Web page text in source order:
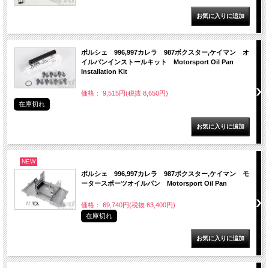
ポルシェ 996,997カレラ 987ボクスター,ケイマン オ
イルパンインストールキット Motorsport Oil Pan
Installation Kit
価格： 9,515円(税抜 8,650円)
在庫切れ
NEW
ポルシェ 996,997カレラ 987ボクスター,ケイマン モ
ータースポーツオイルパン Motorsport Oil Pan
価格： 69,740円(税抜 63,400円)
在庫切れ